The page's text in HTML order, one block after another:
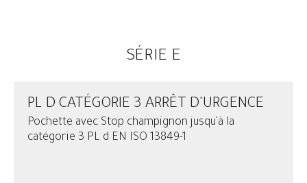
SÉRIE E
PL D CATÉGORIE 3 ARRÊT D'URGENCE
Pochette avec Stop champignon jusqu'à la
catégorie 3 PL d EN ISO 13849-1